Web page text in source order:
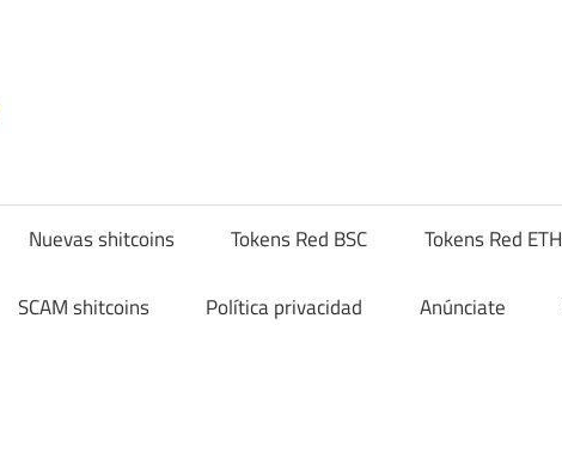
Nuevas shitcoins Tokens Red BSC Tokens Red ETH
SCAM shitcoins Política privacidad Anúnciate